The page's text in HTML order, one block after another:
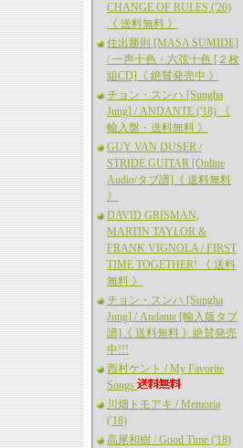
CHANGE OF RULES ('20)
《 送料無料 》
住出勝則 [MASA SUMIDE]
/ 一声十色・六弦十色 [２枚
組CD]《 絶賛発売中 》
チョン・スンハ [Sungha
Jung] / ANDANTE ('18) 《
輸入盤・送料無料 》
GUY VAN DUSER /
STRIDE GUITAR [Online
Audio/タブ譜]《 送料無料
》
DAVID GRISMAN,
MARTIN TAYLOR &
FRANK VIGNOLA / FIRST
TIME TOGETHER! 《 送料
無料 》
チョン・スンハ [Sungha
Jung] / Andante [輸入版タブ
譜]《 送料無料 》絶賛発売
中!!!
西村ケント / My Favorite
Songs
川畑トモアキ / Memoria
('18)
高尾和樹 / Good Time ('18)